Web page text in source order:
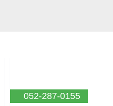
052-287-0155